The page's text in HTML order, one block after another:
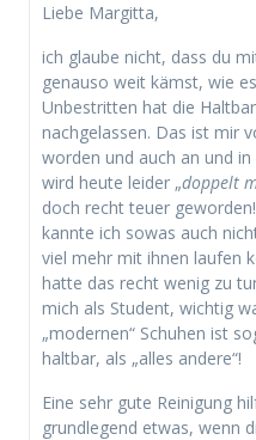
Liebe Margitta,
ich glaube nicht, dass du
genauso weit kämst, wie
Unbestritten hat die
nachgelassen. Das ist mir
worden und auch an und
wird heute leider „doppelt
doch recht teuer
kannte ich sowas auch
viel mehr mit ihnen laufen
hatte das recht wenig zu
mich als Student, wichtig
„modernen“ Schuhen ist
haltbar, als „alles andere“!
Eine sehr gute Reinigung
grundlegend etwas, wenn